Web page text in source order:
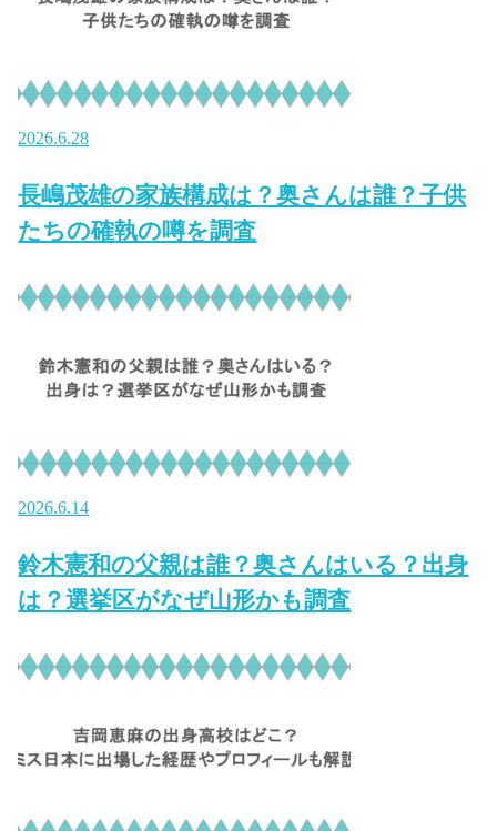
2026.6.28
長嶋茂雄の家族構成は？奥さんは誰？子供
たちの確執の噂を調査
2026.6.14
鈴木憲和の父親は誰？奥さんはいる？出身
は？選挙区がなぜ山形かも調査